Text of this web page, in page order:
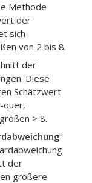
Methode
der
sich
von 2 bis 8.
der
Diese
Schätzwert
quer,
> 8.
:
der
größere